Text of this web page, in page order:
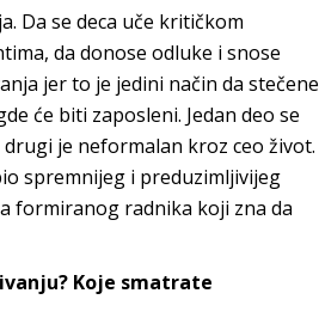
Da se deca uče kritičkom
da donose odluke i snose
jer to je jedini način da stečene
će biti zaposleni. Jedan deo se
je neformalan kroz ceo život.
spremnijeg i preduzimljivijeg
formiranog radnika koji zna da
Koje smatrate